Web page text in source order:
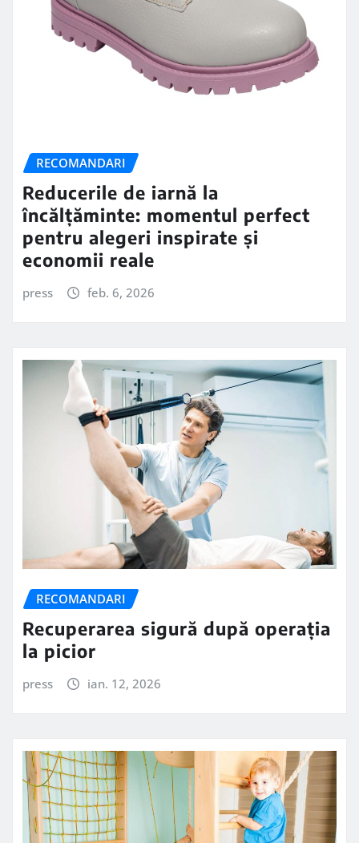
RECOMANDARI
Reducerile de iarnă la
încălțăminte: momentul perfect
pentru alegeri inspirate și
economii reale
press feb. 6, 2026
RECOMANDARI
Recuperarea sigură după operația
la picior
press ian. 12, 2026